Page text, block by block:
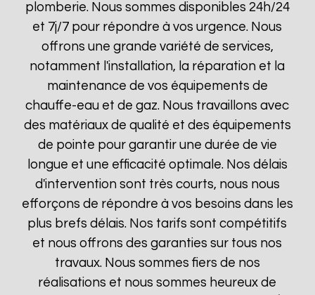
plomberie. Nous sommes disponibles 24h/24
et 7j/7 pour répondre à vos urgence. Nous
offrons une grande variété de services,
notamment l'installation, la réparation et la
maintenance de vos équipements de
chauffe-eau et de gaz. Nous travaillons avec
des matériaux de qualité et des équipements
de pointe pour garantir une durée de vie
longue et une efficacité optimale. Nos délais
d'intervention sont très courts, nous nous
efforçons de répondre à vos besoins dans les
plus brefs délais. Nos tarifs sont compétitifs
et nous offrons des garanties sur tous nos
travaux. Nous sommes fiers de nos
réalisations et nous sommes heureux de